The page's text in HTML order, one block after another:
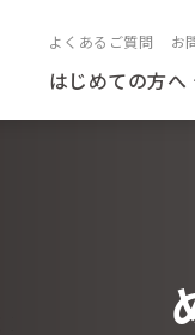
よくあるご質問 お
はじめての方へ